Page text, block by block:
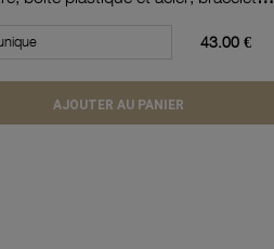
43.00 €
AJOUTER AU PANIER